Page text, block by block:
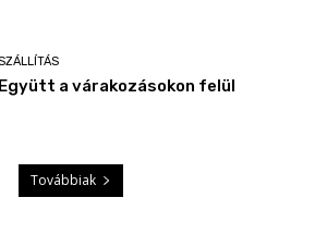
Együtt a várakozásokon felül
Továbbiak